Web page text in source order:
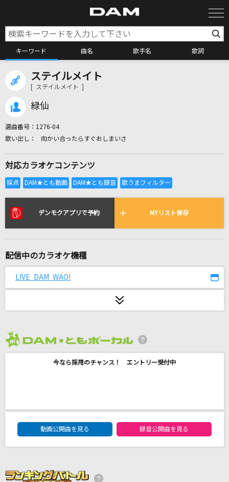
キーワード 曲名 歌手名 歌詞
カラオケ検索
全国りれき
リアルタイムで歌われている曲の一覧
[生音]桜木町
想い人
[生音]虹とスニーカーの頃
椎名林檎
ステイルメイト
[ ステイルメイト ]
緑仙
選曲番号： 1276-04
向かい合ったらすぐおしまいさ
対応カラオケコンテンツ
デンモクアプリで予約 MYリスト保存
配信中のカラオケ機種
LIVE DAM WAO!
今なら採用のチャンス！ エントリー受付中
DAM★ともボーカルエントリーランキング
動画公開曲を見る
録音公開曲を見る